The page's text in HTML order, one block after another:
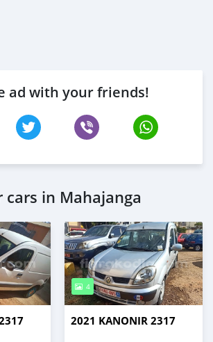
ad with your friends!
cars in Mahajanga
4
2021 KANONIR 2317